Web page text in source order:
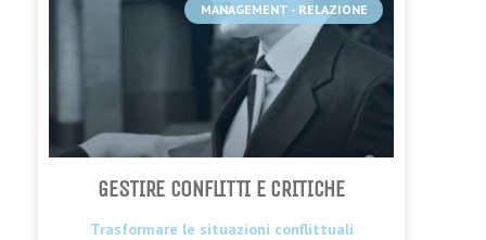
MANAGEMENT - RELAZIONE
GESTIRE CONFLITTI E CRITICHE
Trasformare le situazioni conflittuali